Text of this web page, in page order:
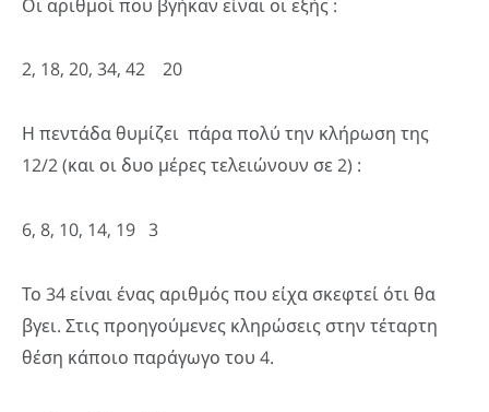
Οι αριθμοί που βγήκαν είναι οι εξής :
2, 18, 20, 34, 42 20
Η πεντάδα θυμίζει πάρα πολύ την κλήρωση της
12/2 (και οι δυο μέρες τελειώνουν σε 2) :
6, 8, 10, 14, 19 3
Το 34 είναι ένας αριθμός που είχα σκεφτεί ότι θα
βγει. Στις προηγούμενες κληρώσεις στην τέταρτη
θέση κάποιο παράγωγο του 4.